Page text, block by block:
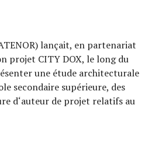
lançait, en partenariat
projet CITY DOX, le long du
une étude architecturale
secondaire supérieure, des
d‘auteur de projet relatifs au